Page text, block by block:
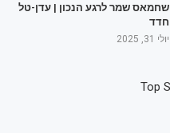
שחמאס שמר לרגע הנכון | עדן-טל
חדד
יולי 31, 2025